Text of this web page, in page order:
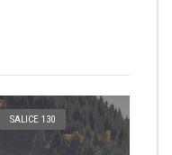
SALICE 130